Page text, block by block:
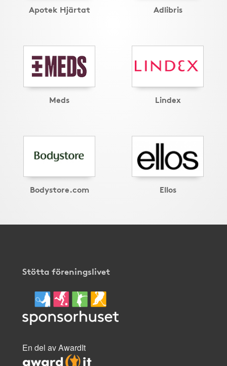
Apotek Hjärtat Adlibris
Meds Lindex
Bodystore.com Ellos
Stötta föreningslivet
En del av AwardIt